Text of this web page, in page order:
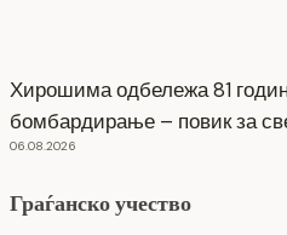
Хирошима одбележа 81
бомбардирање – повик за
06.08.2026
Граѓанско учество